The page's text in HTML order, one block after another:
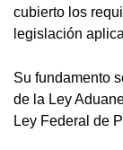
cubierto los
legislación
Su fundamento
de la Ley
Ley Federal de